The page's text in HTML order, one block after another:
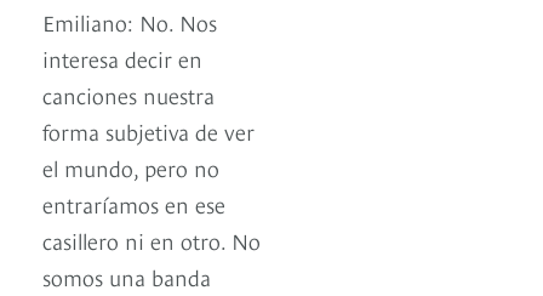
Emiliano: No. Nos
interesa decir en
canciones nuestra
forma subjetiva de ver
el mundo, pero no
entraríamos en ese
casillero ni en otro. No
somos una banda